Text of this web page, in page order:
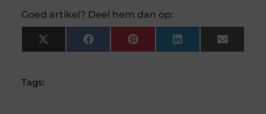
Goed artikel? Deel hem dan op:
X
(Twitter)
FacebookPinterest LinkedIn Email
Tags: